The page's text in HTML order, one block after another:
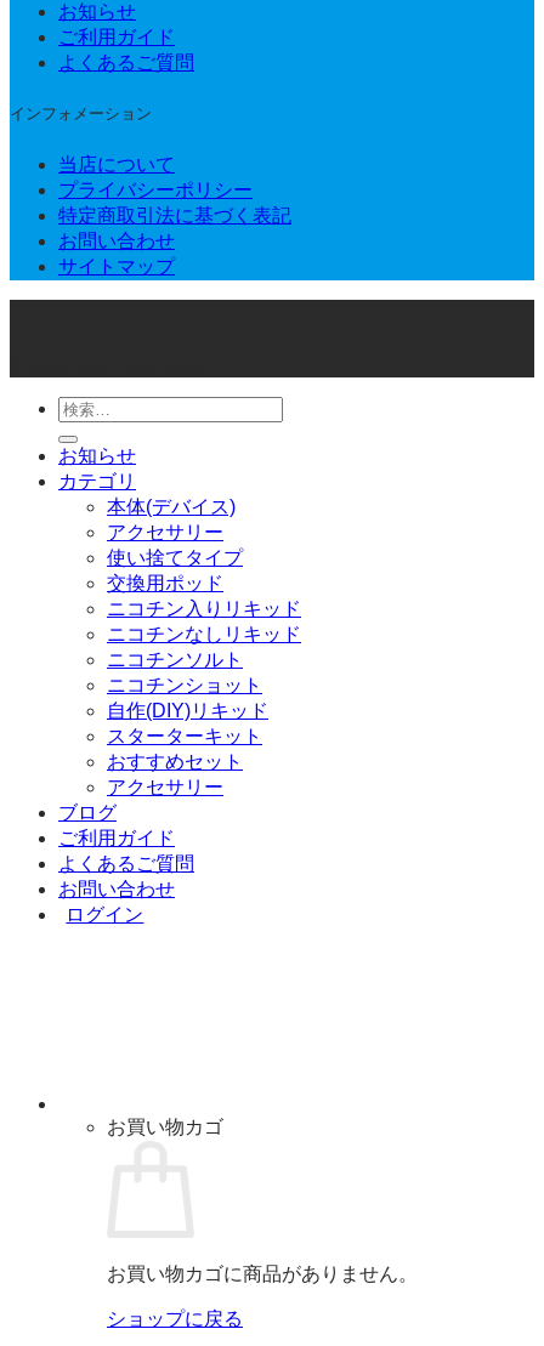
お知らせ
ご利用ガイド
よくあるご質問
インフォメーション
当店について
プライバシーポリシー
特定商取引法に基づく表記
お問い合わせ
サイトマップ
検
索
対
象:
お知らせ
カテゴリ
本体(デバイス)
アクセサリー
使い捨てタイプ
交換用ポッド
ニコチン入りリキッド
ニコチンなしリキッド
ニコチンソルト
ニコチンショット
自作(DIY)リキッド
スターターキット
おすすめセット
アクセサリー
ブログ
ご利用ガイド
よくあるご質問
お問い合わせ
ログイン
お買い物カゴ
お買い物カゴに商品がありません。
ショップに戻る